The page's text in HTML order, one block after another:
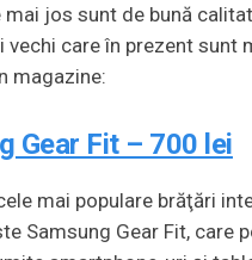
mai jos sunt de bună
vechi care în prezent sunt
magazine:
Gear Fit – 700 lei
mai populare brăţări
Samsung Gear Fit, care